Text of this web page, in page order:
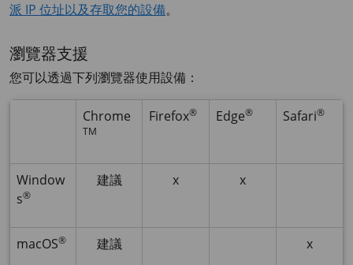
派 IP 位址以及存取您的設備。
瀏覽器支援
您可以透過下列瀏覽器使用設備：
Chrome
TM
Firefox® Edge® Safari®
Window
s®
建議 x x
macOS® 建議 x